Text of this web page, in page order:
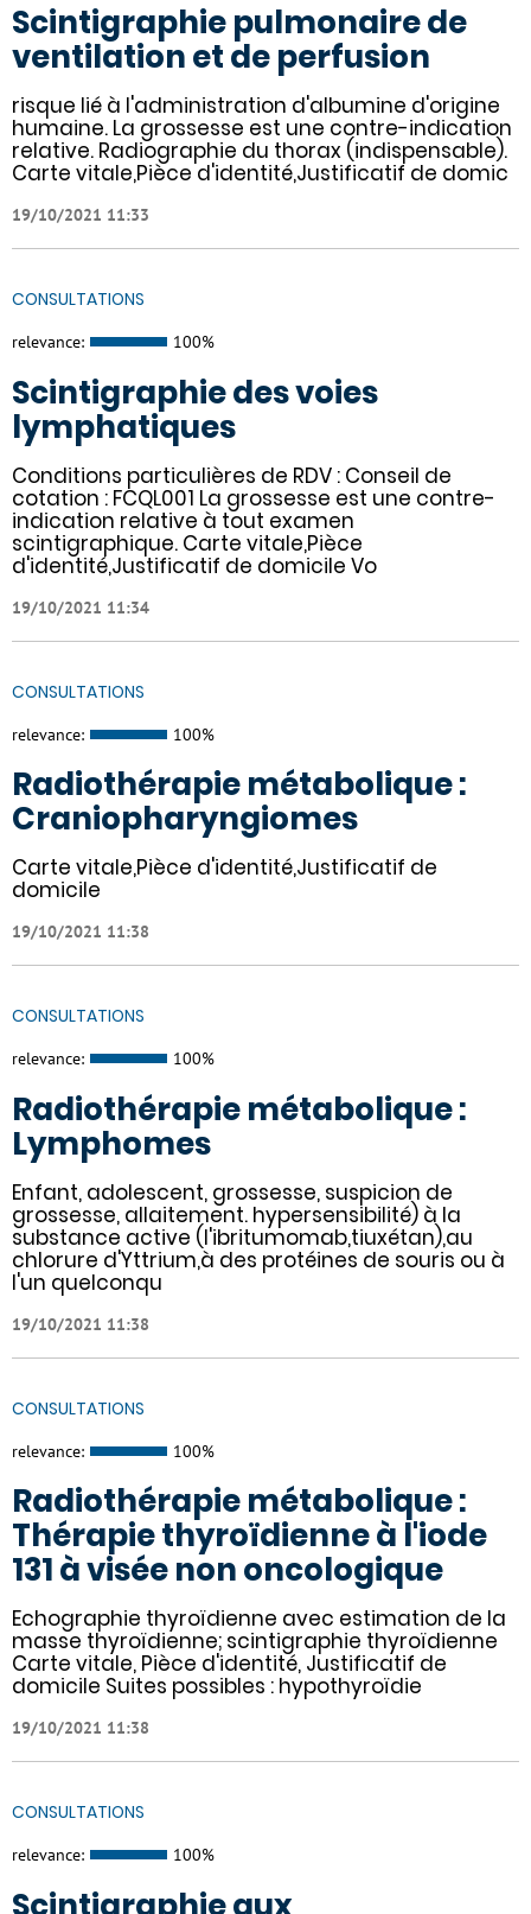
Scintigraphie pulmonaire de
ventilation et de perfusion
risque lié à l'administration d'albumine d'origine
humaine. La grossesse est une contre-indication
relative. Radiographie du thorax (indispensable).
Carte vitale,Pièce d'identité,Justificatif de domic
19/10/2021 11:33
CONSULTATIONS
relevance: 100%
Scintigraphie des voies
lymphatiques
Conditions particulières de RDV : Conseil de
cotation : FCQL001 La grossesse est une contre-
indication relative à tout examen
scintigraphique. Carte vitale,Pièce
d'identité,Justificatif de domicile Vo
19/10/2021 11:34
CONSULTATIONS
relevance: 100%
Radiothérapie métabolique :
Craniopharyngiomes
Carte vitale,Pièce d'identité,Justificatif de
domicile
19/10/2021 11:38
CONSULTATIONS
relevance: 100%
Radiothérapie métabolique :
Lymphomes
Enfant, adolescent, grossesse, suspicion de
grossesse, allaitement. hypersensibilité) à la
substance active (l'ibritumomab,tiuxétan),au
chlorure d'Yttrium,à des protéines de souris ou à
l'un quelconqu
19/10/2021 11:38
CONSULTATIONS
relevance: 100%
Radiothérapie métabolique :
Thérapie thyroïdienne à l'iode
131 à visée non oncologique
Echographie thyroïdienne avec estimation de la
masse thyroïdienne; scintigraphie thyroïdienne
Carte vitale, Pièce d'identité, Justificatif de
domicile Suites possibles : hypothyroïdie
19/10/2021 11:38
CONSULTATIONS
relevance: 100%